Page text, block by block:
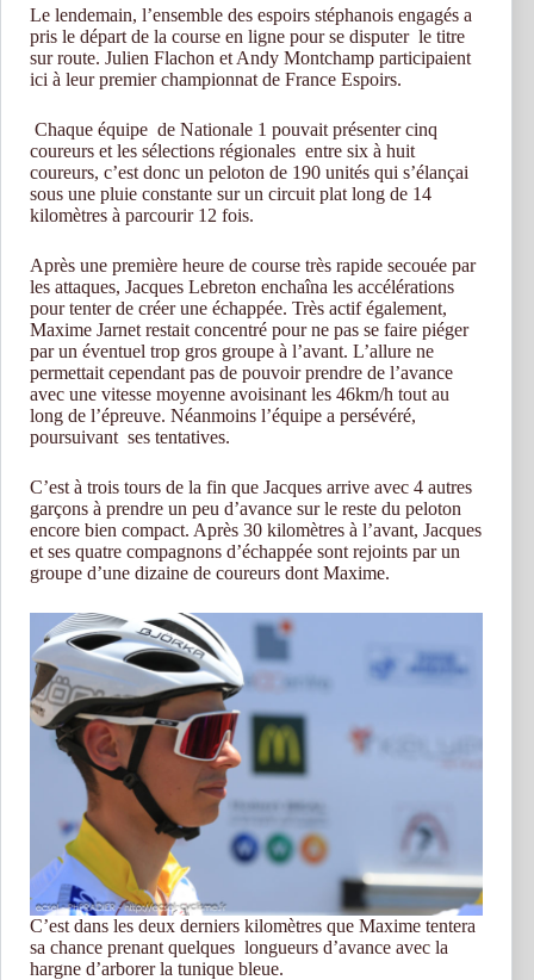
Le lendemain, l’ensemble des espoirs stéphanois engagés a
pris le départ de la course en ligne pour se disputer le titre
sur route. Julien Flachon et Andy Montchamp participaient
ici à leur premier championnat de France Espoirs.
Chaque équipe de Nationale 1 pouvait présenter cinq
coureurs et les sélections régionales entre six à huit
coureurs, c’est donc un peloton de 190 unités qui s’élançai
sous une pluie constante sur un circuit plat long de 14
kilomètres à parcourir 12 fois.
Après une première heure de course très rapide secouée par
les attaques, Jacques Lebreton enchaîna les accélérations
pour tenter de créer une échappée. Très actif également,
Maxime Jarnet restait concentré pour ne pas se faire piéger
par un éventuel trop gros groupe à l’avant. L’allure ne
permettait cependant pas de pouvoir prendre de l’avance
avec une vitesse moyenne avoisinant les 46km/h tout au
long de l’épreuve. Néanmoins l’équipe a persévéré,
poursuivant ses tentatives.
C’est à trois tours de la fin que Jacques arrive avec 4 autres
garçons à prendre un peu d’avance sur le reste du peloton
encore bien compact. Après 30 kilomètres à l’avant, Jacques
et ses quatre compagnons d’échappée sont rejoints par un
groupe d’une dizaine de coureurs dont Maxime.
C’est dans les deux derniers kilomètres que Maxime tentera
sa chance prenant quelques longueurs d’avance avec la
hargne d’arborer la tunique bleue.